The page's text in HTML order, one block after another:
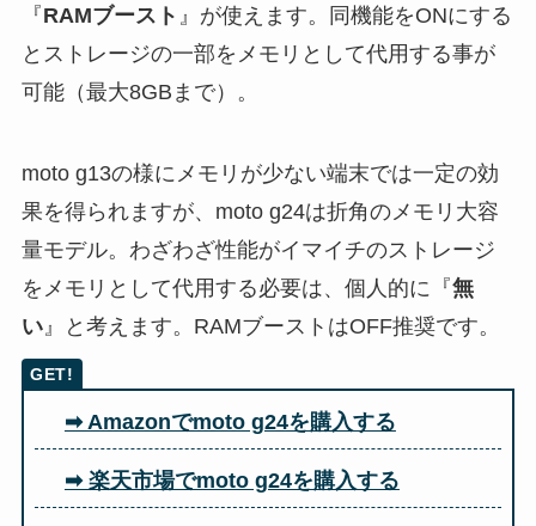
『RAMブースト 』が使えます。同機能をONにする
とストレージの一部をメモリとして代用する事が
可能（最大8GBまで）。
moto g13の様にメモリが少ない端末では一定の効
果を得られますが、moto g24は折角のメモリ大容
量モデル。わざわざ性能がイマイチのストレージ
をメモリとして代用する必要は、個人的に『無
い』と考えます。RAMブーストはOFF推奨です。
➡ Amazonでmoto g24を購入する
➡ 楽天市場でmoto g24を購入する